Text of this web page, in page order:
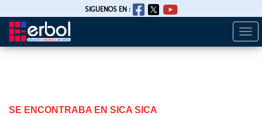
Pasar
SIGUENOS EN :
SE ENCONTRABA EN SICA SICA